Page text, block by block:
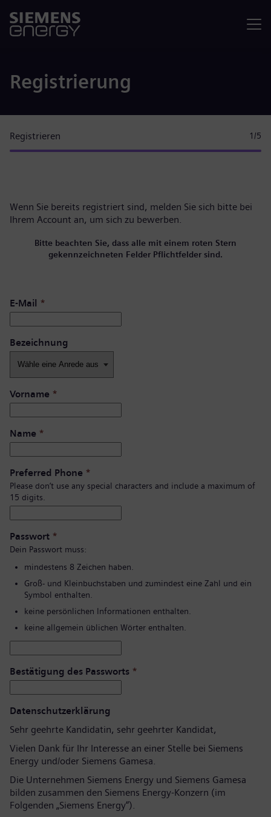
Registrierung
Registrieren 1 /5
Wenn Sie bereits registriert sind, melden Sie sich bitte bei
Ihrem Account an, um sich zu bewerben.
Bitte beachten Sie, dass alle mit einem roten Stern
gekennzeichneten Felder Pflichtfelder sind.
E-Mail *
Bezeichnung
Vorname *
Name *
Preferred Phone *
Please don’t use any special characters and include a maximum of
15 digits.
Passwort *
Dein Passwort muss:
mindestens 8 Zeichen haben.
Groß- und Kleinbuchstaben und zumindest eine Zahl und ein
Symbol enthalten.
keine persönlichen Informationen enthalten.
keine allgemein üblichen Wörter enthalten.
Bestätigung des Passworts *
Datenschutzerklärung
Sehr geehrte Kandidatin, sehr geehrter Kandidat,
Vielen Dank für Ihr Interesse an einer Stelle bei Siemens
Energy und/oder Siemens Gamesa.
Die Unternehmen Siemens Energy und Siemens Gamesa
bilden zusammen den Siemens Energy-Konzern (im
Folgenden „Siemens Energy“).